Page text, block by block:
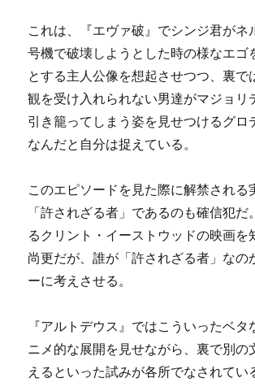
これは、『エヴァ破』でシンジ君がネ
号機で破壊しようとした時の様なエゴ
とする主人公像を想起させつつ、裏で
観を受け入れられない男達がマジョリ
引き籠ってしまう姿を見せつけるグロ
なんだと自分は捉えている。
このエピソードを見た際に解禁される
「許されざる者」であるのも確信犯だ
るクリント・イーストウッドの映画を
尚更だが、誰が「許されざる者」なの
ーに考えさせる。
『アルトデウス』ではこういったベタ
ニメ的な展開を見せながら、裏で別の
えるといった試みが各所でなされてい